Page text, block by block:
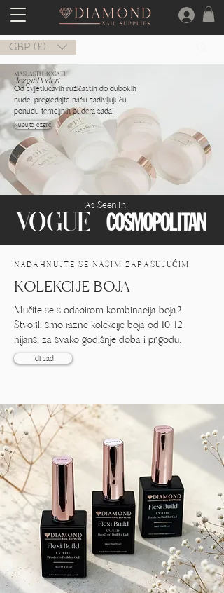
GBP (£)
JezgraPuderi
Od svjetlucavih ružičastih do dubokih
nude, pregledajte našu zadivljujuću
ponudu temeljnih pudera sada!
MASLASTI I BOGATI
Kupujte jezgre
As Seen In
NADAHNUJTE SE NAŠIM ZAPAŠUJUĆIM
KOLEKCIJE BOJA
Mučite se s odabirom kombinacija boja?
Stvorili smo razne kolekcije boja od 10-12
nijansi za svako godišnje doba i prigodu.
Idi sad